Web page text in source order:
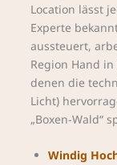
Location lässt
Experte
aussteuert,
Region Hand
denen die
Licht)
„Boxen-Wald“
Windig